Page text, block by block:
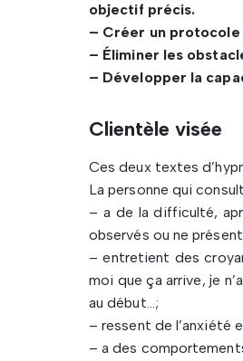
objectif précis.
– Créer un protocole
– Éliminer les
– Développer la
Clientèle visée
Ces deux textes
La personne qui
– a de la difficulté,
observés ou ne
– entretient des
moi que ça arrive, je
au début…;
– ressent de l’anxiété
– a des